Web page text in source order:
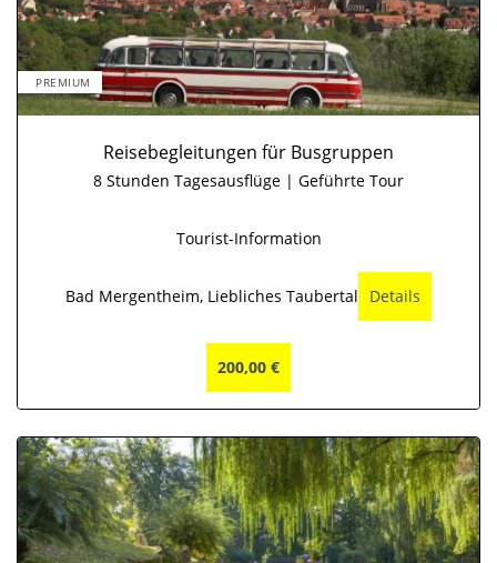
PREMIUM
Reisebegleitungen für Busgruppen
8 Stunden Tagesausflüge | Geführte Tour
Tourist-Information
Bad Mergentheim, Liebliches Taubertal Details
200,00 €